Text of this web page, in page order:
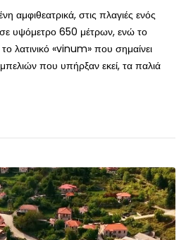
αμφιθεατρικά, στις πλαγιές ενός
υψόμετρο 650 μέτρων, ενώ το
λατινικό «vinum» που σημαίνει
που υπήρξαν εκεί, τα παλιά